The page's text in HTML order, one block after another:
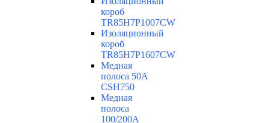
короб
TR85H7P1007CW
Изоляционный
короб
TR85H7P1607CW
Медная
полоса 50А
CSH750
Медная
полоса
100/200A